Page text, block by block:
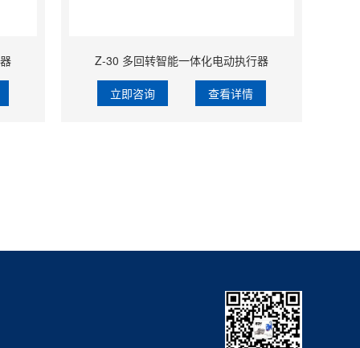
Z-30 多回转智能一体化电动执行器
立即咨询 查看详情